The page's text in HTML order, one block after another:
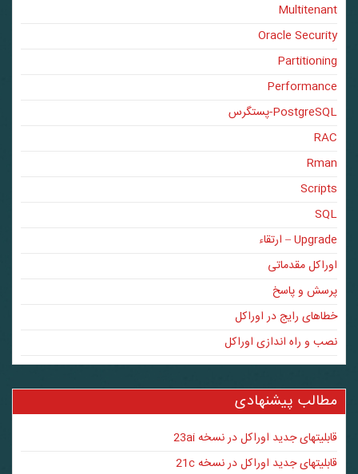
Multitenant
Oracle Security
Partitioning
Performance
PostgreSQL-پستگرس
RAC
Rman
Scripts
SQL
Upgrade – ارتقاء
اوراکل مقدماتی
پرسش و پاسخ
خطاهای رایج در اوراکل
نصب و راه اندازی اوراکل
مطالب پیشنهادی
قابلیتهای جدید اوراکل در نسخه 23ai
قابلیتهای جدید اوراکل در نسخه 21c